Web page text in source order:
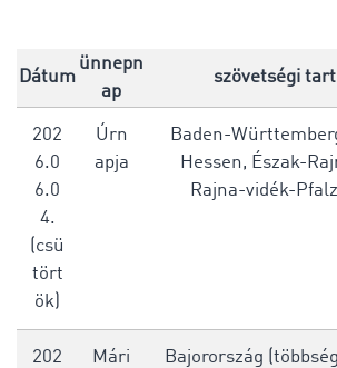
Dátum
ünnepn
ap
szövetségi
202
6.0
6.0
4.
(csü
tört
ök)
Úrn
apja
Baden-
Hessen, Észak-
Rajna-vidék-
202
Mári
Bajorország